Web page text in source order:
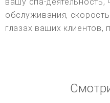
обслуживания,
глазах ваших клиентов,